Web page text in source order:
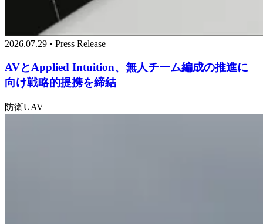
2026.07.29 • Press Release
AVとApplied Intuition、無人チーム編成の推進に
向け戦略的提携を締結
防衛UAV